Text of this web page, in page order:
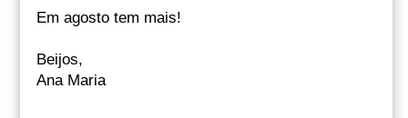
Em agosto tem mais!
Beijos,
Ana Maria